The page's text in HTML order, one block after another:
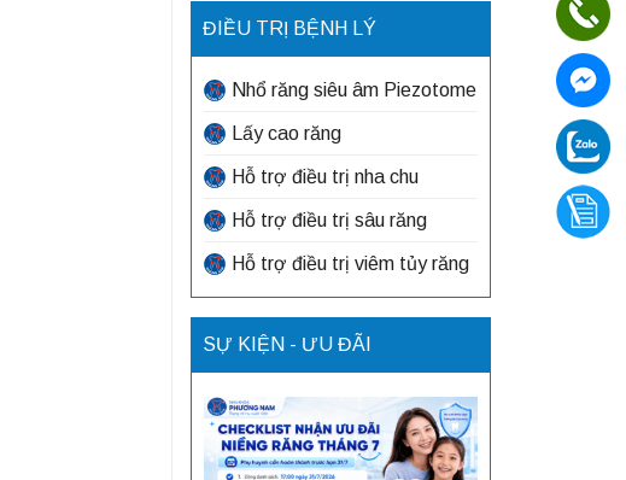
ĐIỀU TRỊ BỆNH LÝ
Nhổ răng siêu âm Piezotome
Lấy cao răng
Hỗ trợ điều trị nha chu
Hỗ trợ điều trị sâu răng
Hỗ trợ điều trị viêm tủy răng
SỰ KIỆN - ƯU ĐÃI